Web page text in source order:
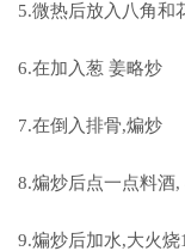
5.微热后放入八角和
6.在加入葱 姜略炒
7.在倒入排骨,煸炒
8.煸炒后点一点料酒
9.煸炒后加水,大火